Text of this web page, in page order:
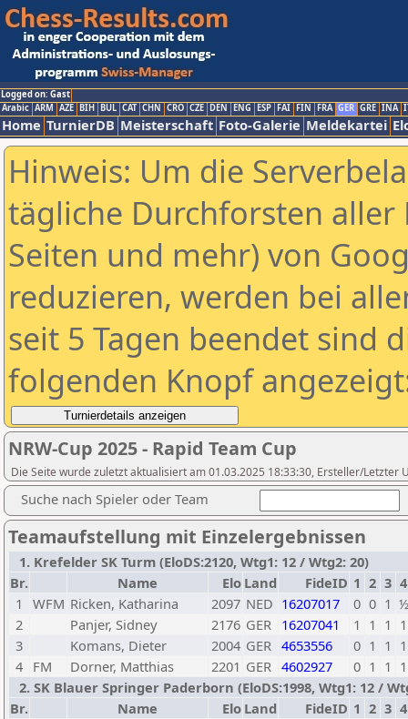
Logged on: Gast
Arabic ARM AZE BIH BUL CAT CHN CRO CZE DEN ENG ESP FAI FIN FRA GER GRE INA
Home TurnierDB Meisterschaft Foto-Galerie Meldekartei
Hinweis: Um die
tägliche Durchforsten aller
Seiten und mehr) von
reduzieren, werden bei
seit 5 Tagen beendet sind
folgenden Knopf
NRW-Cup 2025 - Rapid Team Cup
Die Seite wurde zuletzt aktualisiert am 01.03.2025 18:33:30, Ersteller/Letzter
Suche nach Spieler oder Team
Teamaufstellung mit Einzelergebnissen
1. Krefelder SK Turm (EloDS:2120, Wtg1: 12 / Wtg2: 20)
Br.
Name Elo Land FideID 1 2 3 4
1
WFM Ricken, Katharina 2097 NED 16207017 0 0 1 ½
2
Panjer, Sidney 2176 GER 16207041 1 1 1 1
3
Komans, Dieter 2004 GER 4653556 0 1 1 1
4 FM Dorner, Matthias 2201 GER 4602927 0 1 1 1
2. SK Blauer Springer Paderborn (EloDS:1998, Wtg1: 12 /
Br.
Name Elo Land FideID 1 2 3 4